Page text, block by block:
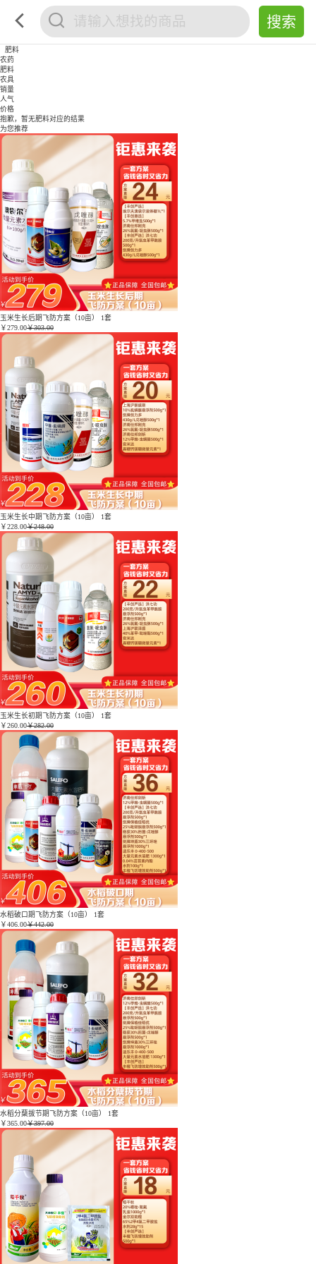
肥料
农药
肥料
农具
销量
人气
价格
抱歉，暂无肥料对应的结果
为您推荐
玉米生长后期飞防方案（10亩） 1套
￥279.00￥303.00
玉米生长中期飞防方案（10亩） 1套
￥228.00￥248.00
玉米生长初期飞防方案（10亩） 1套
￥260.00￥282.00
水稻破口期飞防方案（10亩） 1套
￥406.00￥442.00
水稻分蘖拔节期飞防方案（10亩） 1套
￥365.00￥397.00